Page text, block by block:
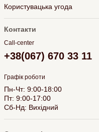
Користувацька угода
Контакти
Call-center
+38(067) 670 33 11
Графік роботи
Пн-Чт: 9:00-18:00
Пт: 9:00-17:00
Сб-Нд: Вихідний